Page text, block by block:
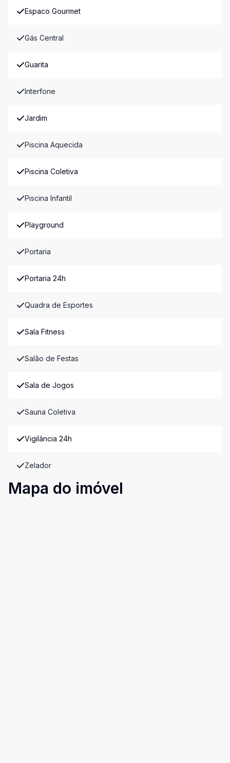
Espaco Gourmet
Gás Central
Guarita
Interfone
Jardim
Piscina Aquecida
Piscina Coletiva
Piscina Infantil
Playground
Portaria
Portaria 24h
Quadra de Esportes
Sala Fitness
Salão de Festas
Sala de Jogos
Sauna Coletiva
Vigilância 24h
Zelador
Mapa do imóvel